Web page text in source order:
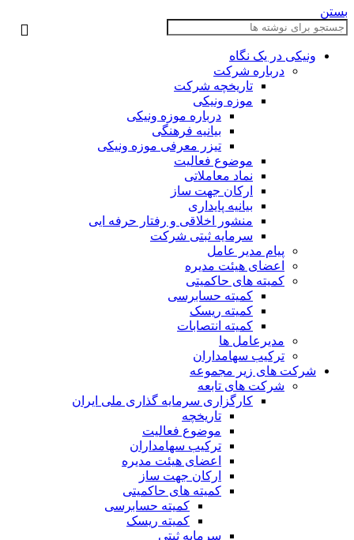
بستن
ونیکی در یک نگاه
درباره شرکت
تاریخچه شرکت
موزه ونیکی
درباره موزه ونیکی
بیانیه فرهنگی
تیزر معرفی موزه ونیکی
موضوع فعالیت
نماد معاملاتی
ارکان جهت ساز
بیانیه پایداری
منشور اخلاقی و رفتار حرفه ایی
سرمایه ثبتی شرکت
پیام مدیر عامل
اعضای هیئت مدیره
کمیته های حاکمیتی
کمیته حسابرسی
کمیته ریسک
کمیته انتصابات
مدیرعامل ها
ترکیب سهامداران
شرکت های زیر مجموعه
شرکت های تابعه
کارگزاری سرمایه گذاری ملی ایران
تاریخچه
موضوع فعالیت
ترکیب سهامداران
اعضای هیئت مدیره
ارکان جهت ساز
کمیته های حاکمیتی
کمیته حسابرسی
کمیته ریسک
سرمایه ثبتی